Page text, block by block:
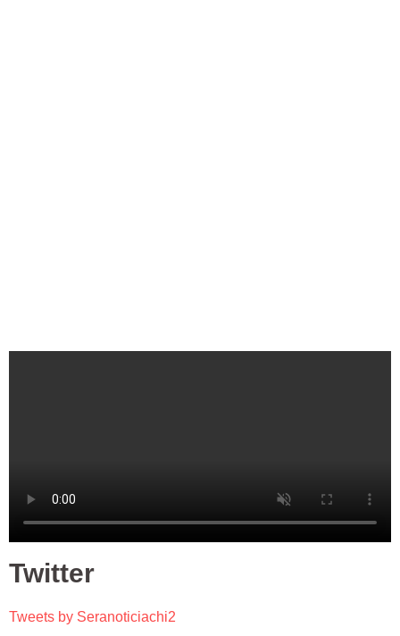
Twitter
Tweets by Seranoticiachi2